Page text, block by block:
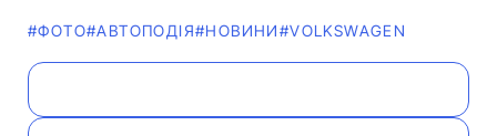
#ФОТО#АВТОПОДІЯ#НОВИНИ#VOLKSWAGEN